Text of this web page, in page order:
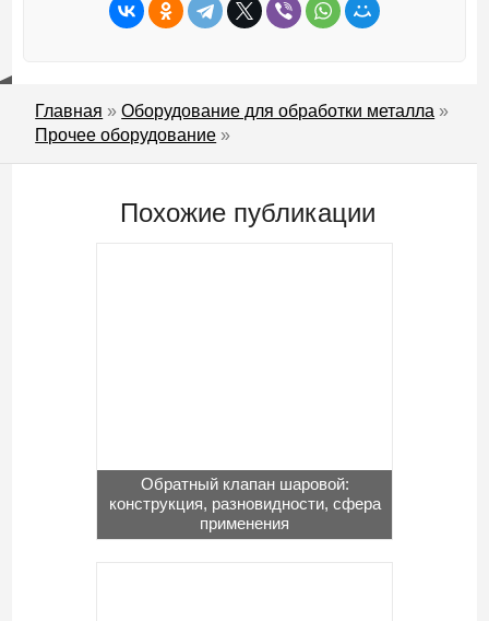
Главная »Оборудование для обработки металла »
Прочее оборудование »
Похожие публикации
Обратный клапан шаровой:
конструкция, разновидности, сфера
применения